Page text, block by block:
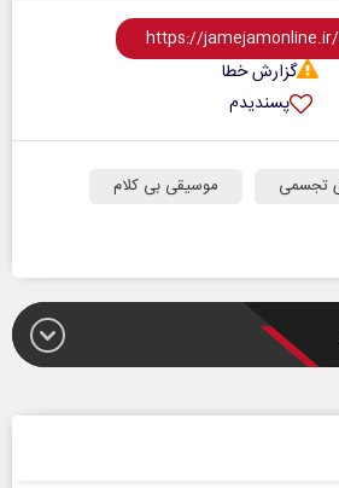
گزارش خطا
پسندیدم
تجسمی
موسیقی بی کلام